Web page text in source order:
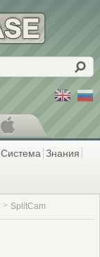
Система Знания
SplitCam